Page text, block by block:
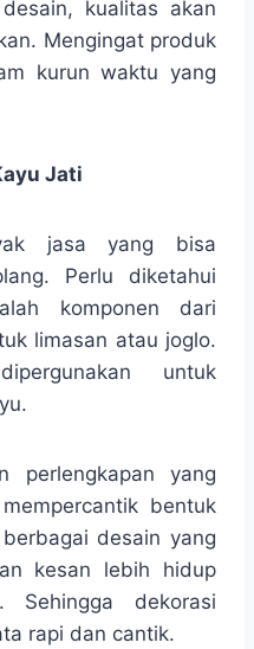
kualitas akan
Mengingat produk
kurun waktu yang
Jati
jasa yang bisa
Perlu diketahui
komponen dari
limasan atau joglo.
untuk
perlengkapan yang
bentuk
desain yang
kesan lebih hidup
Sehingga dekorasi
rapi dan cantik.